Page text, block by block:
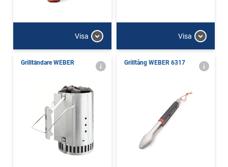
Visa Visa
Grilltändare WEBER Grilltång WEBER 6317